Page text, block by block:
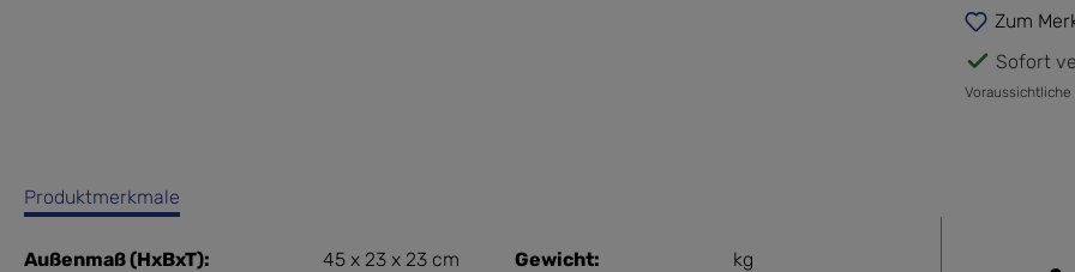
Zum
Sofort
Produktmerkmale
Außenmaß (HxBxT): 45 x 23 x 23 cm Gewicht: kg